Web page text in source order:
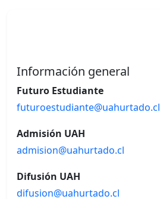
Información general
Futuro Estudiante
futuroestudiante@uahurtado.cl
Admisión UAH
admision@uahurtado.cl
Difusión UAH
difusion@uahurtado.cl